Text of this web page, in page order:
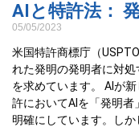
AIと特許法：
05/05/2023
米国特許商標庁（
れた発明の発明者に対
を求めています。 AIが
許においてAIを「発明
明確にしています。し